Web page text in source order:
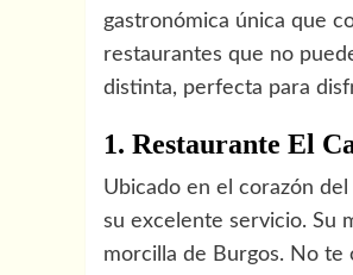
gastronómica única que
restaurantes que no
distinta, perfecta para
1. Restaurante El
Ubicado en el corazón del
su excelente servicio. Su
morcilla de Burgos. No te